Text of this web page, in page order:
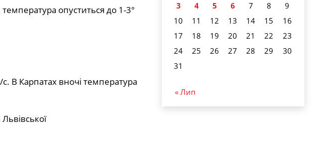
опуститься до 1-3°
В Карпатах вночі температура
3
4 5 6 7 8
9
10
11 12 13 14 15
16
17
18 19 20 21 22
23
24
25 26 27 28 29
30
31
« Лип